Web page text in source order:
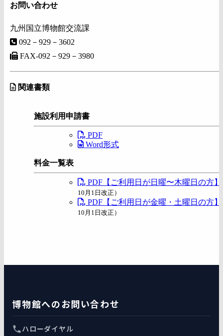
お問い合わせ
九州国立博物館交流課
092－929－3602
FAX-092－929－3980
関連書類
施設利用申請書
PDF
Word形式
料金一覧表
PDF【ご利用日が日曜〜木曜日の方】
10月1日改正）
PDF【ご利用日が金曜・土曜日の方】
10月1日改正）